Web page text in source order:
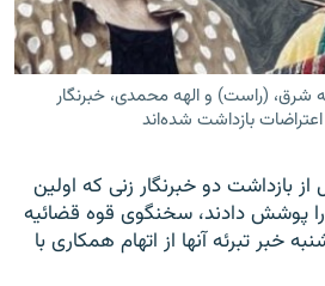
شرق، (راست) و الهه محمدی، خبرنگار
بازداشت شده‌اند
بازداشت دو خبرنگار زنی که اولین
پوشش دادند، سخنگوی قوه قضائیه
خبر تبرئه آنها از اتهام همکاری با